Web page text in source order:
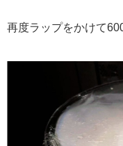
再度ラップをかけて